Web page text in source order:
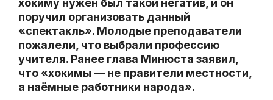
хокиму нужен был такой негатив, и он
поручил организовать данный
«спектакль». Молодые преподаватели
пожалели, что выбрали профессию
учителя. Ранее глава Минюста заявил,
что «хокимы — не правители местности,
а наёмные работники народа».